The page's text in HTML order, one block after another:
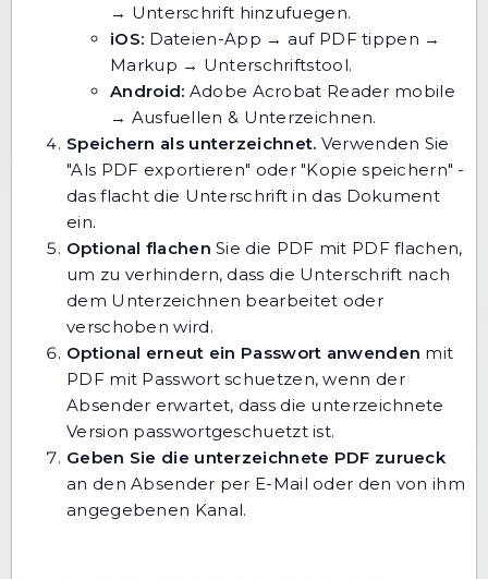
→ Unterschrift hinzufuegen.
iOS: Dateien-App → auf PDF tippen →
Markup → Unterschriftstool.
Android: Adobe Acrobat Reader mobile
→ Ausfuellen & Unterzeichnen.
Speichern als unterzeichnet. Verwenden Sie
"Als PDF exportieren" oder "Kopie speichern" -
das flacht die Unterschrift in das Dokument
ein.
Optional flachen Sie die PDF mit PDF flachen,
um zu verhindern, dass die Unterschrift nach
dem Unterzeichnen bearbeitet oder
verschoben wird.
Optional erneut ein Passwort anwenden mit
PDF mit Passwort schuetzen, wenn der
Absender erwartet, dass die unterzeichnete
Version passwortgeschuetzt ist.
Geben Sie die unterzeichnete PDF zurueck
an den Absender per E-Mail oder den von ihm
angegebenen Kanal.